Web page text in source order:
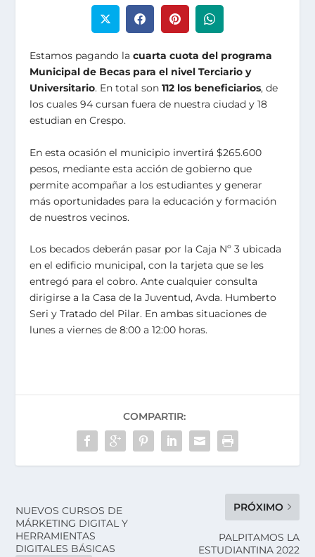
Estamos pagando lacuarta cuota del programa
Municipal de Becas para el nivel Terciario y
Universitario. En total son112 los beneficiarios, de
los cuales 94 cursan fuera de nuestra ciudad y 18
estudian en Crespo.
En esta ocasión el municipio invertirá $265.600
pesos, mediante esta acción de gobierno que
permite acompañar a los estudiantes y generar
más oportunidades para la educación y formación
de nuestros vecinos.
Los becados deberán pasar por la Caja Nº 3 ubicada
en el edificio municipal, con la tarjeta que se les
entregó para el cobro. Ante cualquier consulta
dirigirse a la Casa de la Juventud, Avda. Humberto
Seri y Tratado del Pilar. En ambas situaciones de
lunes a viernes de 8:00 a 12:00 horas.
COMPARTIR:
NUEVOS CURSOS DE
MÁRKETING DIGITAL Y
HERRAMIENTAS
DIGITALES BÁSICAS
PRÓXIMO
PALPITAMOS LA
ESTUDIANTINA 2022